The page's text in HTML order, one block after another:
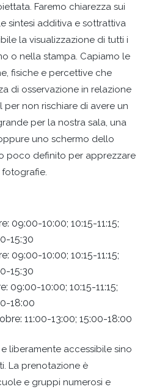
Faremo chiarezza sui
sintesi additiva e sottrattiva
la visualizzazione di tutti i
o nella stampa. Capiamo le
fisiche e percettive che
di osservazione in relazione
per non rischiare di avere un
per la nostra sala, una
uno schermo dello
poco definito per apprezzare
09:00-10:00; 10:15-11:15;
15:30
09:00-10:00; 10:15-11:15;
15:30
09:00-10:00; 10:15-11:15;
18:00
11:00-13:00; 15:00-18:00
liberamente accessibile sino
La prenotazione è
e gruppi numerosi e